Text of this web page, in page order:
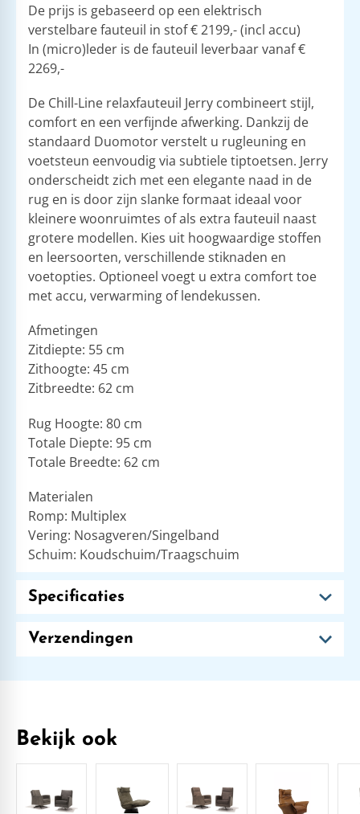
De prijs is gebaseerd op een elektrisch
verstelbare fauteuil in stof € 2199,- (incl accu)
​In (micro)leder is de fauteuil leverbaar vanaf €
2269,-
De Chill-Line relaxfauteuil Jerry combineert stijl,
comfort en een verfijnde afwerking. Dankzij de
standaard Duomotor verstelt u rugleuning en
voetsteun eenvoudig via subtiele tiptoetsen. Jerry
onderscheidt zich met een elegante naad in de
rug en is door zijn slanke formaat ideaal voor
kleinere woonruimtes of als extra fauteuil naast
grotere modellen. Kies uit hoogwaardige stoffen
en leersoorten, verschillende stiknaden en
voetopties. Optioneel voegt u extra comfort toe
met accu, verwarming of lendekussen.
Afmetingen
Zitdiepte: 55 cm
Zithoogte: 45 cm
Zitbreedte: 62 cm
Rug Hoogte: 80 cm
Totale Diepte: 95 cm
Totale Breedte: 62 cm
Materialen
Romp: Multiplex
Vering: Nosagveren/Singelband
Schuim: Koudschuim/Traagschuim
Specificaties
Verzendingen
Bekijk ook